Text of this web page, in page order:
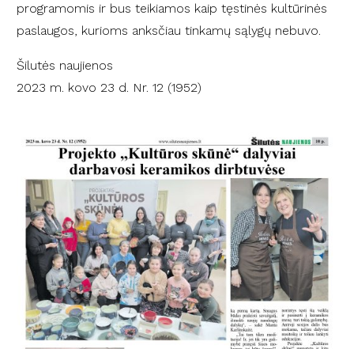
programomis ir bus teikiamos kaip tęstinės kultūrinės
paslaugos, kurioms anksčiau tinkamų sąlygų nebuvo.
Šilutės naujienos
2023 m. kovo 23 d. Nr. 12 (1952)